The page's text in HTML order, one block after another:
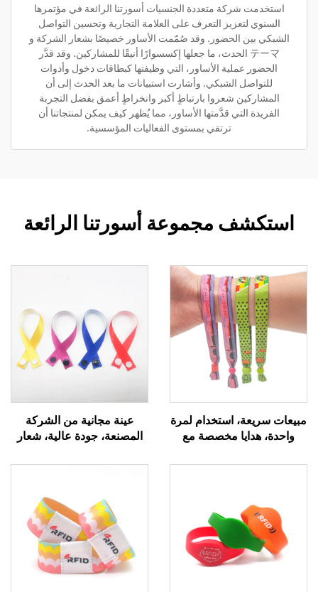
استخدمت شركة متعددة الجنسيات أسورتنا الرائعة في مؤتمرها
السنوي لتعزيز التعرف على العلامة التجارية وتحسين التواصل
الشبكي بين الحضور. وقد صُمّمت الأساور خصيصًا بشعار الشركة و
テーマ الحدث، ما جعلها إكسسوارًا أنيقًا للمشاركين. وقد قدَّر
الحضور عملية الأساور، التي وظيفتها كبطاقات دخول وأدوات
للتواصل الشبكي. وأشارت استبيانات ما بعد الحدث إلى أن
المشاركين شعروا بارتباطٍ أكبر وانخراطٍ أعمق بفضل التجربة
الفريدة التي قدَّمتها الأساور، مما يُظهر كيف يمكن لمنتجاتنا أن
ترتقي بمستوى الفعاليات المؤسسية.
استكشف مجموعة أسورتنا الرائعة
مبيعات سريعة، استخدام لمرة
واحدة، هدايا مخصصة مع
والفعاليات والنادي والمدرسة،
عينة مجانية من الشركة
المصنعة، جودة عالية، شعار
سوار منسوج من الساتان،